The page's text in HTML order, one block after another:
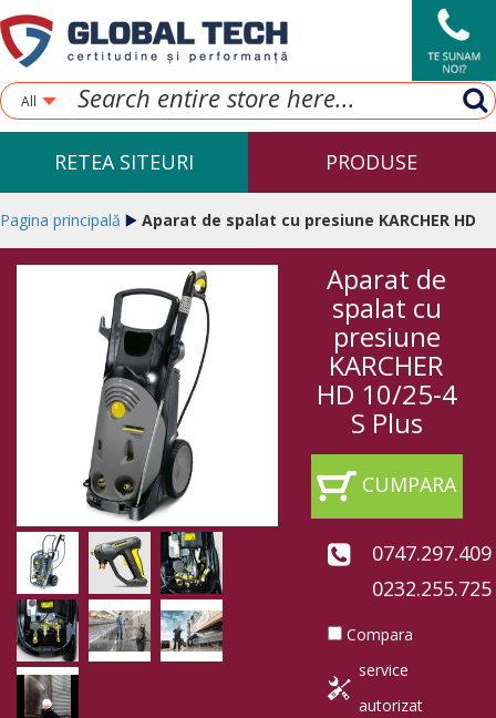
All
RETEA SITEURI PRODUSE
Pagina principală Aparat de spalat cu presiune KARCHER HD
Aparat de
spalat cu
presiune
KARCHER
HD 10/25-4
S Plus
CUMPARA
0747.297.409
0232.255.725
Compara
service
autorizat